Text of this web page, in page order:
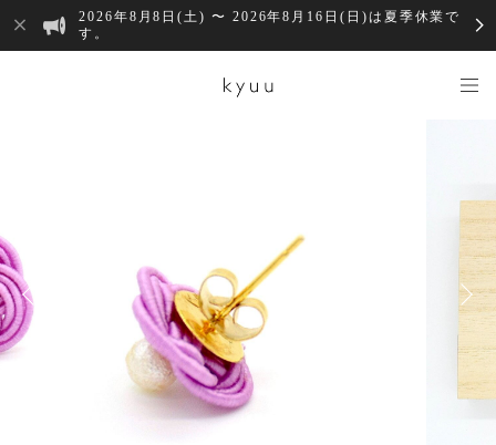
2026年8月8日(土) 〜 2026年8月16日(日)は夏季休業で
す。